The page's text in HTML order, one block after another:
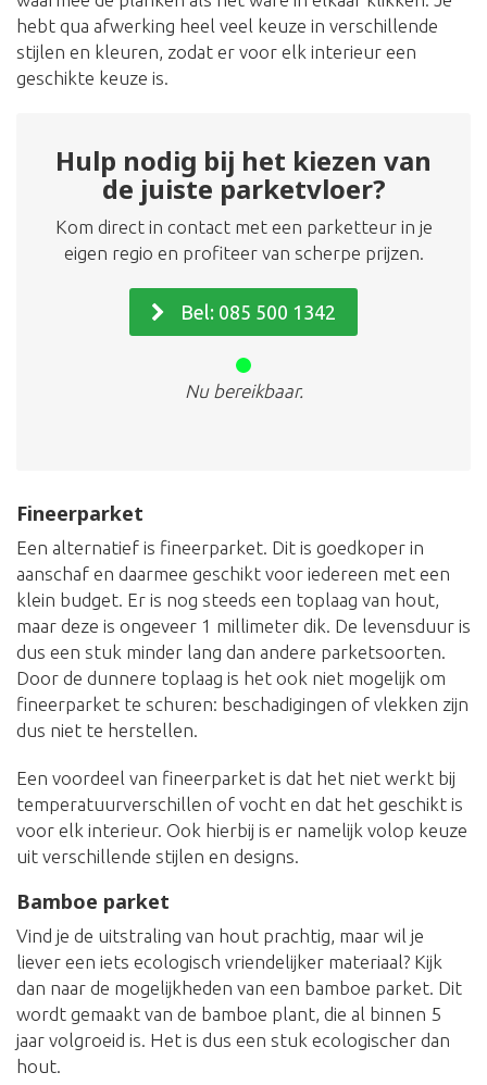
hebt qua afwerking heel veel keuze in verschillende
stijlen en kleuren, zodat er voor elk interieur een
geschikte keuze is.
Hulp nodig bij het kiezen van
de juiste parketvloer?
Kom direct in contact met een parketteur in je
eigen regio en profiteer van scherpe prijzen.
Bel: 085 500 1342
Nu bereikbaar.
Fineerparket
Een alternatief is fineerparket. Dit is goedkoper in
aanschaf en daarmee geschikt voor iedereen met een
klein budget. Er is nog steeds een toplaag van hout,
maar deze is ongeveer 1 millimeter dik. De levensduur is
dus een stuk minder lang dan andere parketsoorten.
Door de dunnere toplaag is het ook niet mogelijk om
fineerparket te schuren: beschadigingen of vlekken zijn
dus niet te herstellen.
Een voordeel van fineerparket is dat het niet werkt bij
temperatuurverschillen of vocht en dat het geschikt is
voor elk interieur. Ook hierbij is er namelijk volop keuze
uit verschillende stijlen en designs.
Bamboe parket
Vind je de uitstraling van hout prachtig, maar wil je
liever een iets ecologisch vriendelijker materiaal? Kijk
dan naar de mogelijkheden van een bamboe parket. Dit
wordt gemaakt van de bamboe plant, die al binnen 5
jaar volgroeid is. Het is dus een stuk ecologischer dan
hout.